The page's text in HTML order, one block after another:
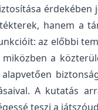
hanem a
az előbbi
a
A kutatás
teszi a